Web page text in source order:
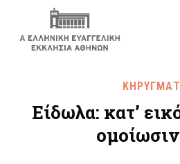
Είδωλα: κατ’